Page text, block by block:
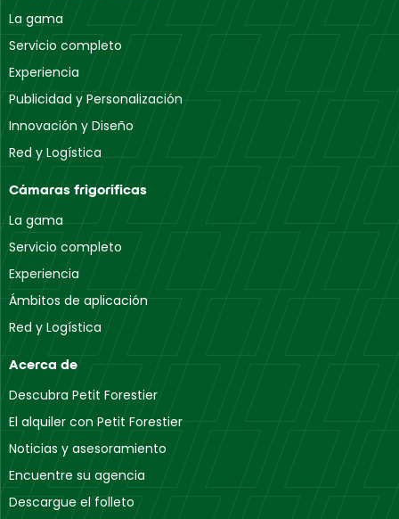
La gama
Servicio completo
Experiencia
Publicidad y Personalización
Innovación y Diseño
Red y Logística
Cámaras frigoríficas
La gama
Servicio completo
Experiencia
Ámbitos de aplicación
Red y Logística
Acerca de
Descubra Petit Forestier
El alquiler con Petit Forestier
Noticias y asesoramiento
Encuentre su agencia
Descargue el folleto